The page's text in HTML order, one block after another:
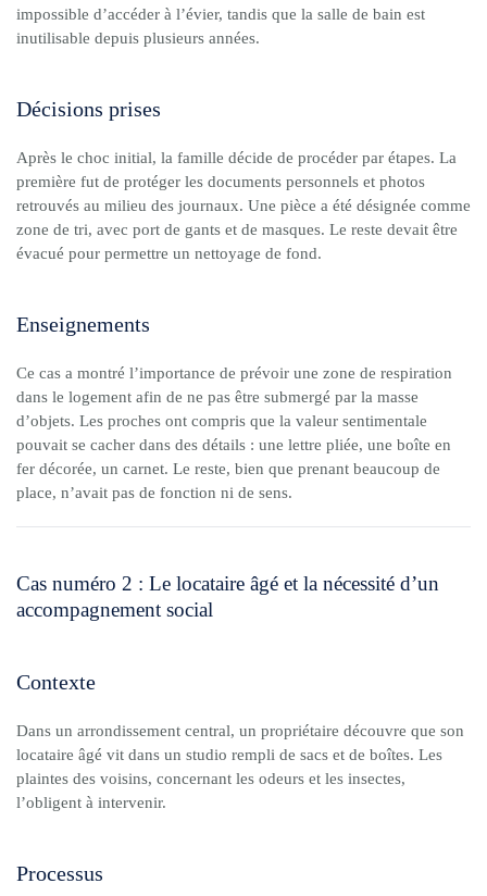
impossible d’accéder à l’évier, tandis que la salle de bain est
inutilisable depuis plusieurs années.
Décisions prises
Après le choc initial, la famille décide de procéder par étapes. La
première fut de protéger les documents personnels et photos
retrouvés au milieu des journaux. Une pièce a été désignée comme
zone de tri, avec port de gants et de masques. Le reste devait être
évacué pour permettre un nettoyage de fond.
Enseignements
Ce cas a montré l’importance de prévoir une zone de respiration
dans le logement afin de ne pas être submergé par la masse
d’objets. Les proches ont compris que la valeur sentimentale
pouvait se cacher dans des détails : une lettre pliée, une boîte en
fer décorée, un carnet. Le reste, bien que prenant beaucoup de
place, n’avait pas de fonction ni de sens.
Cas numéro 2 : Le locataire âgé et la nécessité d’un
accompagnement social
Contexte
Dans un arrondissement central, un propriétaire découvre que son
locataire âgé vit dans un studio rempli de sacs et de boîtes. Les
plaintes des voisins, concernant les odeurs et les insectes,
l’obligent à intervenir.
Processus